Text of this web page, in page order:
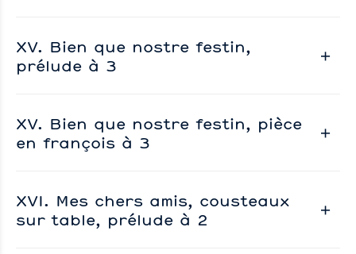
XV. Bien que nostre festin,
prélude à 3
XV. Bien que nostre festin, pièce
en françois à 3
XVI. Mes chers amis, cousteaux
sur table, prélude à 2